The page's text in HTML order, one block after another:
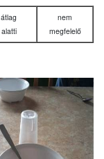
átlag
alatti
nem
megfelelő